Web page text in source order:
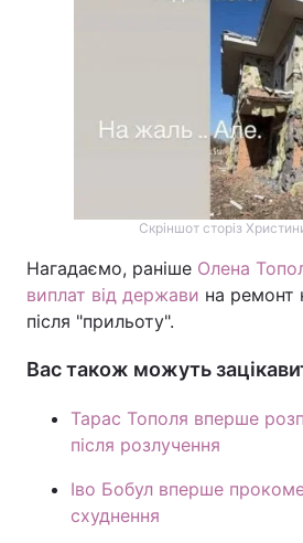
Скріншот сторіз
Нагадаємо, раніше Олена
виплат від держави на ремонт
після "прильоту".
Вас також можуть
Тарас Тополя вперше
після розлучення
Іво Бобул вперше
схуднення